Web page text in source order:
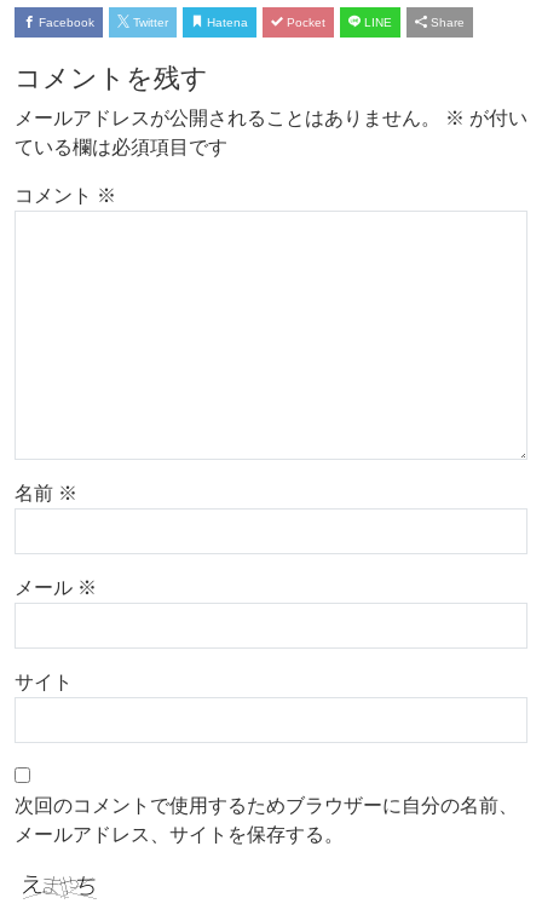
Facebook Twitter Hatena Pocket LINE Share
コメントを残す
メールアドレスが公開されることはありません。 ※ が付い
ている欄は必須項目です
コメント ※
名前 ※
メール ※
サイト
次回のコメントで使用するためブラウザーに自分の名前、
メールアドレス、サイトを保存する。